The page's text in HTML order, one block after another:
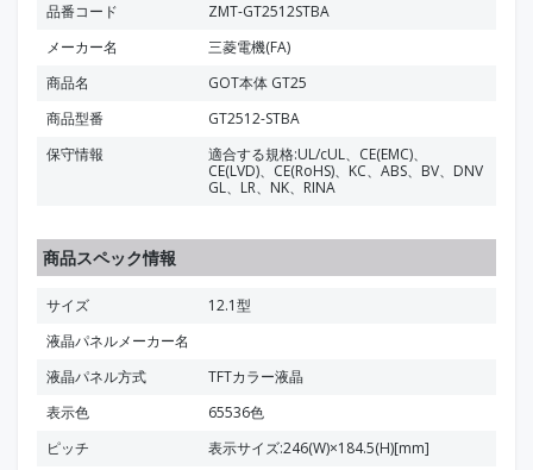
品番コード
ZMT-GT2512STBA
メーカー名
三菱電機(FA)
商品名
GOT本体 GT25
商品型番
GT2512-STBA
保守情報
適合する規格:UL/cUL、CE(EMC)、
CE(LVD)、CE(RoHS)、KC、ABS、BV、DNV
GL、LR、NK、RINA
商品スペック情報
サイズ
12.1型
液晶パネルメーカー名
液晶パネル方式
TFTカラー液晶
表示色
65536色
ピッチ
表示サイズ:246(W)×184.5(H)[mm]